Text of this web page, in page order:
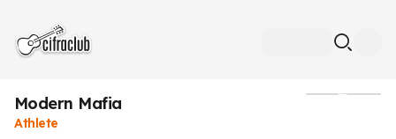
Modern Mafia
Athlete